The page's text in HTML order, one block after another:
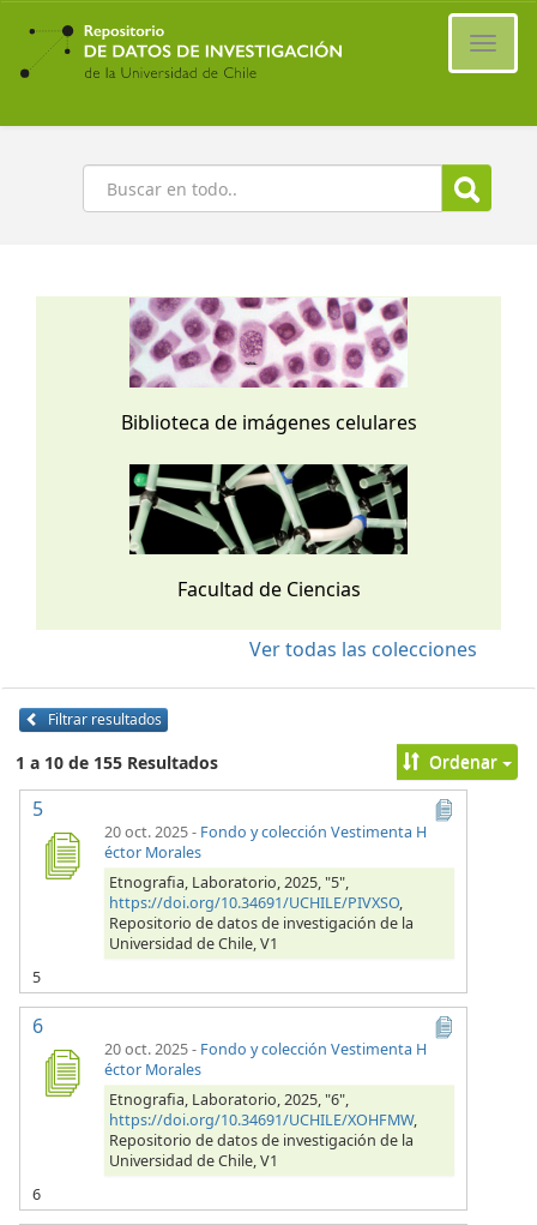
Ir
contenido
principal
Buscar
Biblioteca de imágenes celulares
Facultad de Ciencias
Ver todas las colecciones
Filtrar resultados
1 a 10 de 155 Resultados Ordenar
5
20 oct. 2025- Fondo y colección Vestimenta H
éctor Morales
Etnografia, Laboratorio, 2025, "5",
https://doi.org/10.34691/UCHILE/PIVXSO,
Repositorio de datos de investigación de la
Universidad de Chile, V1
5
6
20 oct. 2025- Fondo y colección Vestimenta H
éctor Morales
Etnografia, Laboratorio, 2025, "6",
https://doi.org/10.34691/UCHILE/XOHFMW,
Repositorio de datos de investigación de la
Universidad de Chile, V1
6